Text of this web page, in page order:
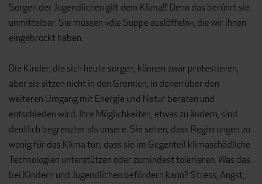
Sorgen der Jugendlichen gilt dem Klima!!! Denn das berührt sie
unmittelbar. Sie müssen »die Suppe auslöffeln«, die wir ihnen
eingebrockt haben.
Die Kinder, die sich heute sorgen, können zwar protestieren,
aber sie sitzen nicht in den Gremien, in denen über den
weiteren Umgang mit Energie und Natur beraten und
entschieden wird. Ihre Möglichkeiten, etwas zu ändern, sind
deutlich begrenzter als unsere. Sie sehen, dass Regierungen zu
wenig für das Klima tun, dass sie im Gegenteil klimaschädliche
Technologien unterstützen oder zumindest tolerieren. Was das
bei Kindern und Jugendlichen befördern kann? Stress, Angst,